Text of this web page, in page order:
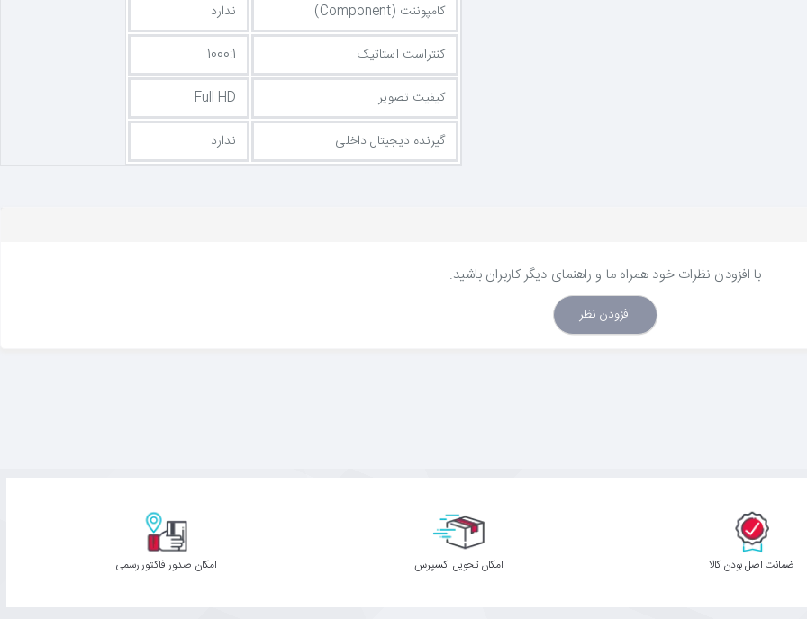
کامپوننت (Component)
ندارد
کنتراست استاتیک
1000:1
کیفیت تصویر
Full HD
گیرنده دیجیتال داخلی
ندارد
با افزودن نظرات خود همراه ما و راهنمای دیگر کاربران باشید.
افزودن نظر
ﺿﻤﺎﻧﺖ اﺻﻞ ﺑﻮدن ﮐﺎﻟﺎ اﻣﮑﺎن ﺗﺤﻮﯾﻞ اﮐﺴﭙﺮس امکان صدور فاکتور رسمی